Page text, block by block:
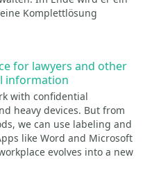
Komplettlösung
for lawyers and other
information
with confidential
heavy devices. But from
we can use labeling and
like Word and Microsoft
evolves into a new